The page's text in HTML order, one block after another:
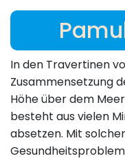
In den Travertinen
Zusammensetzung
Höhe über dem
besteht aus vielen
absetzen. Mit